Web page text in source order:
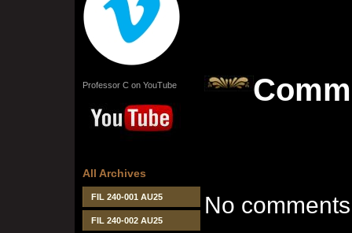
Professor C on YouTube
All Archives
FIL 240-001 AU25
FIL 240-002 AU25
No